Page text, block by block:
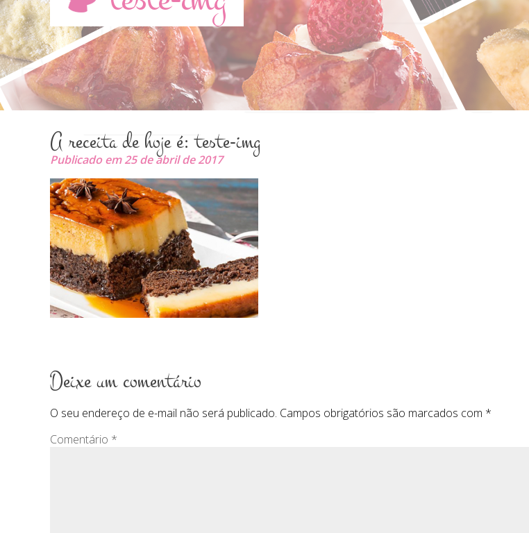
A receita de hoje é: teste-img
Publicado em 25 de abril de 2017
Deixe um comentário
O seu endereço de e-mail não será publicado. Campos obrigatórios são marcados com *
Comentário *